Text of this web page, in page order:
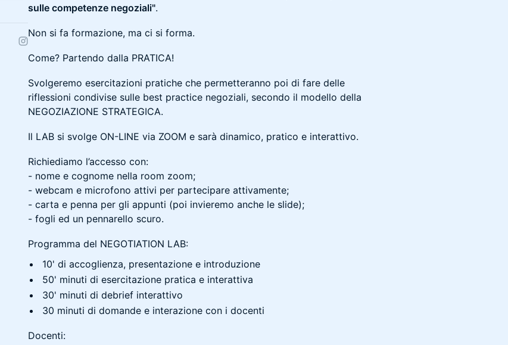
sulle competenze negoziali".
Non si fa formazione, ma ci si forma.
Come? Partendo dalla PRATICA!
Svolgeremo esercitazioni pratiche che permetteranno poi di fare delle
riflessioni condivise sulle best practice negoziali, secondo il modello della
NEGOZIAZIONE STRATEGICA.
Il LAB si svolge ON-LINE via ZOOM e sarà dinamico, pratico e interattivo.
Richiediamo l’accesso con:
- nome e cognome nella room zoom;
- webcam e microfono attivi per partecipare attivamente;
- carta e penna per gli appunti (poi invieremo anche le slide);
- fogli ed un pennarello scuro.
Programma del NEGOTIATION LAB:
10' di accoglienza, presentazione e introduzione
50' minuti di esercitazione pratica e interattiva
30' minuti di debrief interattivo
30 minuti di domande e interazione con i docenti
Docenti: